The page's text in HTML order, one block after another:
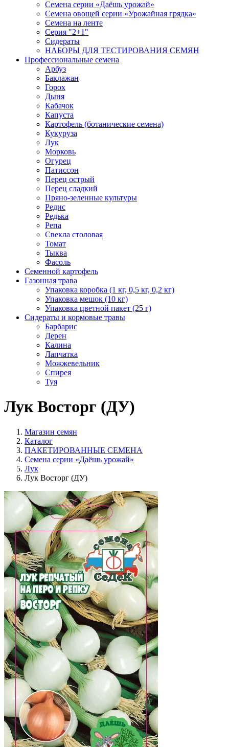
Семена серии «Даёшь урожай»
Семена овощей серии «Урожайная грядка»
Семена на ленте
Серия "2+1"
Сидераты
НАБОРЫ ДЛЯ ТЕСТИРОВАНИЯ СЕМЯН
Профессиональные семена
Арбуз
Баклажан
Горох
Дыня
Кабачок
Капуста
Картофель (ботанические семена)
Кукуруза
Лук
Морковь
Огурец
Патиссон
Перец острый
Перец сладкий
Пряно-зеленные культуры
Редис
Редька
Репа
Свекла столовая
Томат
Тыква
Фасоль
Семенной картофель
Газонная трава
Упаковка коробка (1 кг, 0,5 кг, 0,2 кг)
Упаковка мешок (10 кг)
Упаковка цветной пакет (25 г)
Сидераты и кормовые травы
Барбарис
Дерен
Калина
Лапчатка
Можжевельник
Спирея
Туя
Лук Восторг (ДУ)
Магазин семян
Каталог
ПАКЕТИРОВАННЫЕ СЕМЕНА
Семена серии «Даёшь урожай»
Лук
Лук Восторг (ДУ)